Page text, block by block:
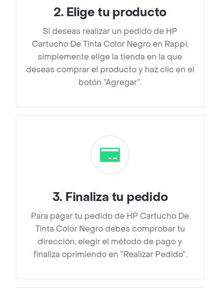
2. Elige tu producto
Si deseas realizar un pedido de HP
Cartucho De Tinta Color Negro en Rappi,
simplemente elige la tienda en la que
deseas comprar el producto y haz clic en el
botón “Agregar”.
3. Finaliza tu pedido
Para pagar tu pedido de HP Cartucho De
Tinta Color Negro debes comprobar tu
dirección, elegir el método de pago y
finaliza oprimiendo en “Realizar Pedido”.